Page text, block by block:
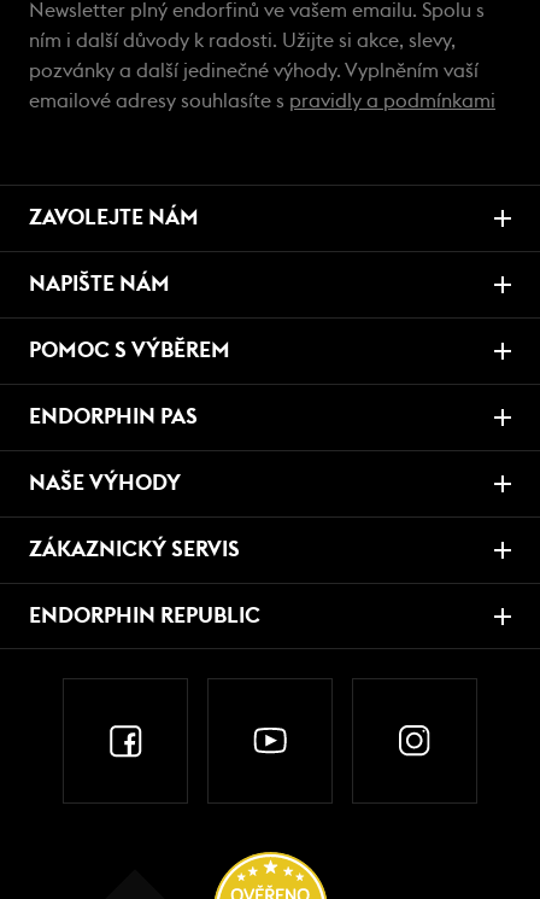
Newsletter plný endorfinů ve vašem emailu. Spolu s
ním i další důvody k radosti. Užijte si akce, slevy,
pozvánky a další jedinečné výhody. Vyplněním vaší
emailové adresy souhlasíte s pravidly a podmínkami
ZAVOLEJTE NÁM
NAPIŠTE NÁM
POMOC S VÝBĚREM
ENDORPHIN PAS
NAŠE VÝHODY
ZÁKAZNICKÝ SERVIS
ENDORPHIN REPUBLIC